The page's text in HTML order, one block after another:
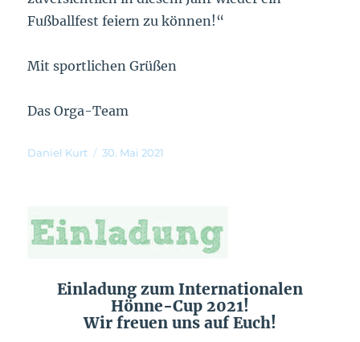
Fußballfest feiern zu können!“
Mit sportlichen Grüßen
Das Orga-Team
Daniel Kurt 30. Mai 2021
Einladung zum Internationalen
Hönne-Cup 2021!
Wir freuen uns auf Euch!